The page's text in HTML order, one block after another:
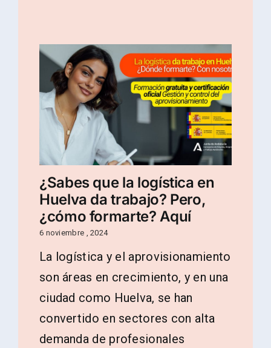
¿Sabes que la logística en
Huelva da trabajo? Pero,
¿cómo formarte? Aquí
6 noviembre , 2024
La logística y el aprovisionamiento
son áreas en crecimiento, y en una
ciudad como Huelva, se han
convertido en sectores con alta
demanda de profesionales